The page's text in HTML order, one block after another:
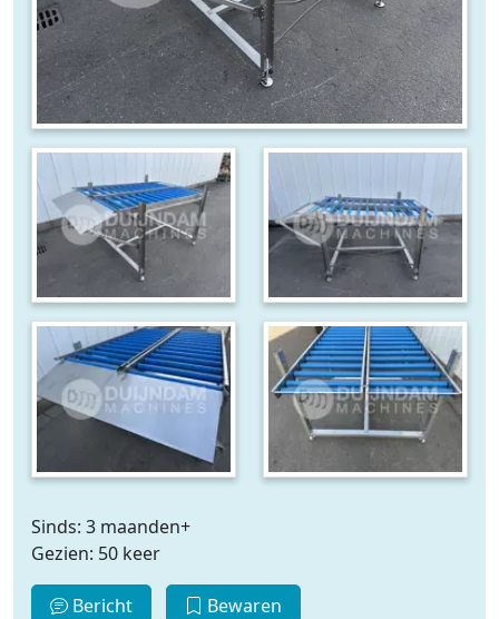
Sinds: 3 maanden+
Gezien: 50 keer
Bericht Bewaren